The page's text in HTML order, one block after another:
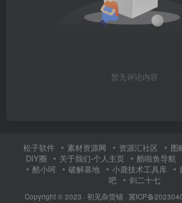
暂无评论内容
松子软件 素材资源网 资源汇社区 图
DIY圈
关于我们-个人主页 酷啦鱼导航
酷小呵
破解基地 小鹿技术工具库
吧
剑二十七
Copyright © 2023 · 初见杂货铺· 冀ICP备